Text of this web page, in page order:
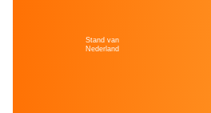
Stand van
Nederland